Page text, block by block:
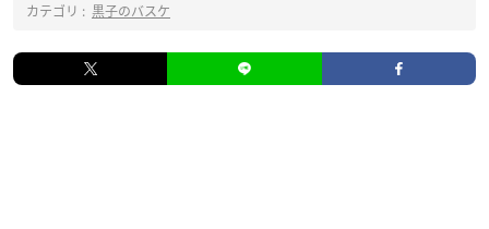
カテゴリ : 黒子のバスケ